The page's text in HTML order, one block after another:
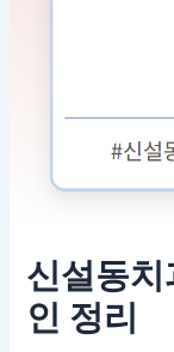
신설동치
인 정리